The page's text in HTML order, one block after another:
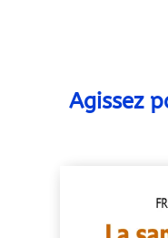
Agissez